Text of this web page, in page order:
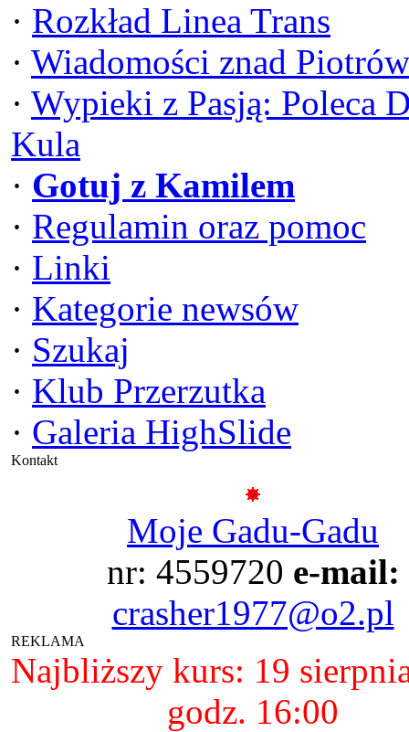
· Rozkład Linea Trans
· Wiadomości znad
· Wypieki z Pasją: Poleca
Kula
· Gotuj z Kamilem
· Regulamin oraz pomoc
· Linki
· Kategorie newsów
· Szukaj
· Klub Przerzutka
· Galeria HighSlide
Kontakt
Moje Gadu-Gadu
nr: 4559720 e-mail:
crasher1977@o2.pl
REKLAMA
Najbliższy kurs: 19
godz. 16:00